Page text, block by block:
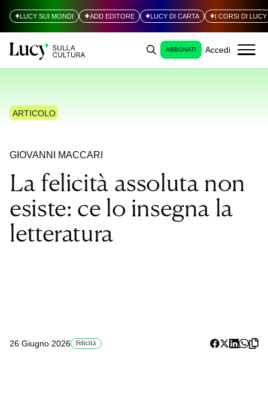
LUCY SUI MONDI ADD EDITORE LUCY DI CARTA I CORSI DI LUCY
ABBONATI Accedi
ARTICOLO
GIOVANNI MACCARI
La felicità assoluta non
esiste: ce lo insegna la
letteratura
26 Giugno 2026 Felicità